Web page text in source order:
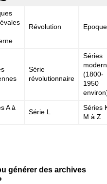
Révolution
Série
révolutionnaire
Séries
(1800-
1950
A à
Série L
Séries
M à Z
générer des archives